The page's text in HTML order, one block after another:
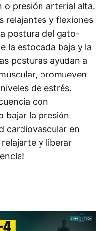
o presión arterial alta.
relajantes y flexiones
postura del gato-
la estocada baja y la
posturas ayudan a
promueven
de estrés.
con
bajar la presión
cardiovascular en
relajarte y liberar